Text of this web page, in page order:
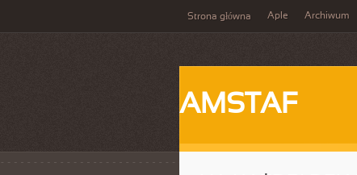
Strona główna Aple Archiwum
AMSTAF